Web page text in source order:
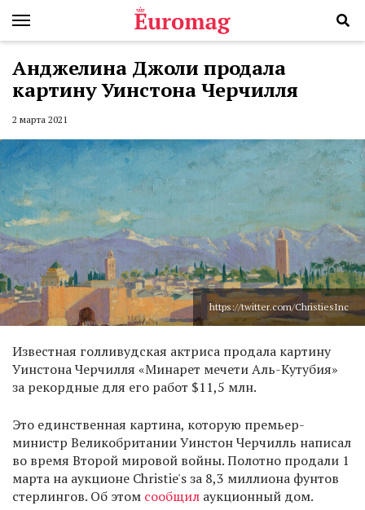
Анджелина Джоли продала
картину Уинстона Черчилля
2 марта 2021
https://twitter.com/ChristiesInc
Известная голливудская актриса продала картину
Уинстона Черчилля «Минарет мечети Аль-Кутубия»
за рекордные для его работ $11,5 млн.
Это единственная картина, которую премьер-
министр Великобритании Уинстон Черчилль написал
во время Второй мировой войны. Полотно продали 1
марта на аукционе Christie's за 8,3 миллиона фунтов
стерлингов. Об этом сообщил аукционный дом.